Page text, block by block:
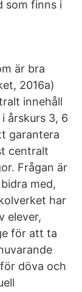
som finns i
är bra
2016a)
innehåll
årskurs 3, 6
garantera
centralt
Frågan är
med,
har
elever,
för att ta
döva och